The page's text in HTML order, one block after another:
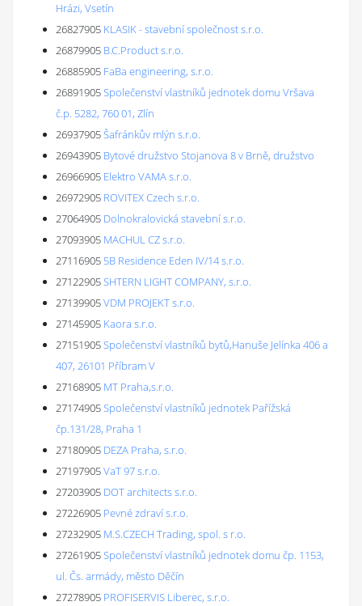
Hrázi, Vsetín
26827905 KLASIK - stavební společnost s.r.o.
26879905 B.C.Product s.r.o.
26885905 FaBa engineering, s.r.o.
26891905Společenství vlastníků jednotek domu Vršava
č.p. 5282, 760 01, Zlín
26937905Šafránkův mlýn s.r.o.
26943905 Bytové družstvo Stojanova 8 v Brně, družstvo
26966905 Elektro VAMA s.r.o.
26972905 ROVITEX Czech s.r.o.
27064905 Dolnokralovická stavební s.r.o.
27093905 MACHUL CZ s.r.o.
27116905 5B Residence Eden IV/14 s.r.o.
27122905SHTERN LIGHT COMPANY, s.r.o.
27139905VDM PROJEKT s.r.o.
27145905 Kaora s.r.o.
27151905Společenství vlastníků bytů,Hanuše Jelínka 406 a
407, 26101 Příbram V
27168905 MT Praha,s.r.o.
27174905Společenství vlastníků jednotek Pařížská
čp.131/28, Praha 1
27180905 DEZA Praha, s.r.o.
27197905VaT 97 s.r.o.
27203905 DOT architects s.r.o.
27226905 Pevné zdraví s.r.o.
27232905 M.S.CZECH Trading, spol. s r.o.
27261905Společenství vlastníků jednotek domu čp. 1153,
ul. Čs. armády, město Děčín
27278905 PROFISERVIS Liberec, s.r.o.